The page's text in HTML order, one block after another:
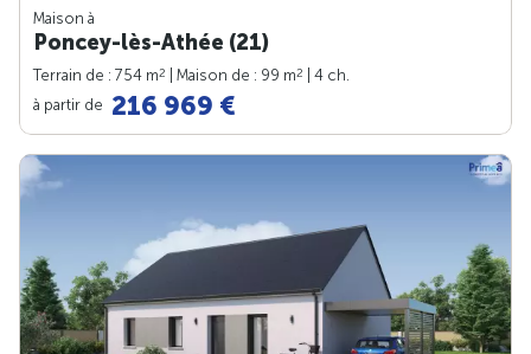
Maison à
Poncey-lès-Athée (21)
Terrain de : 754 m2 | Maison de : 99 m2
| 4 ch.
à partir de 216 969 €